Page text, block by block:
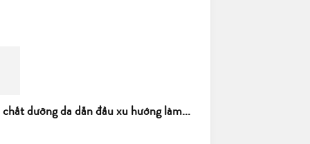
dưỡng da dẫn đầu xu hướng làm...